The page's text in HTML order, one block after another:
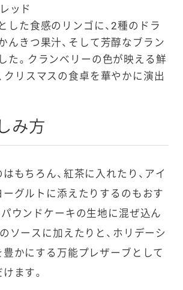
ッド
した食感のリンゴに、2種のドラ
んきつ果汁、そして芳醇なブラン
た。クランベリーの色が映える鮮
クリスマスの食卓を華やかに演出
み方
もちろん、紅茶に入れたり、アイ
ーグルトに添えたりするのもおす
ウンドケーキの生地に混ぜ込ん
ソースに加えたりと、ホリデーシ
かにする万能プレザーブとして
ます。